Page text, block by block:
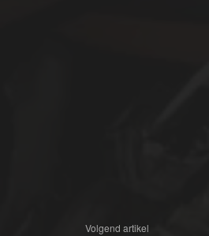
Volgend artikel